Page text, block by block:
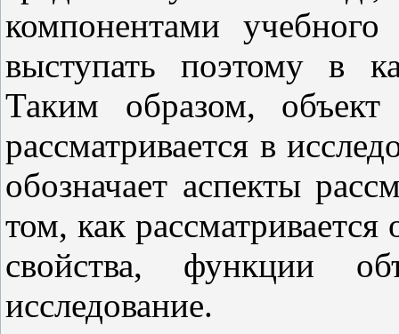
компонентами
выступать поэтому в
Таким образом,
рассматривается в
обозначает аспекты
том, как
свойства, функции
исследование.